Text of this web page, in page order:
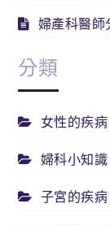
婦產科醫師
分類
女性的疾病
婦科小知識
子宮的疾病